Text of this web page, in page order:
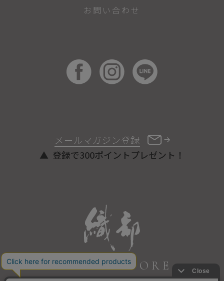
ONLINE STORE
メールマガジン登録
登録で300ポイントプレゼント！
お問い合わせ